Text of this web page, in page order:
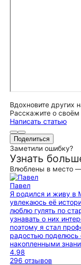
Вдохновите других
Расскажите о
Написать статью
Поделиться
Заметили ошибку?
Узнать
Влюблены в место
Павел
Я родился и живу в
увлекаюсь её
люблю гулять по
узнавать о них
поэтому я стал
радостью
накопленными
4.98
296 отзывов